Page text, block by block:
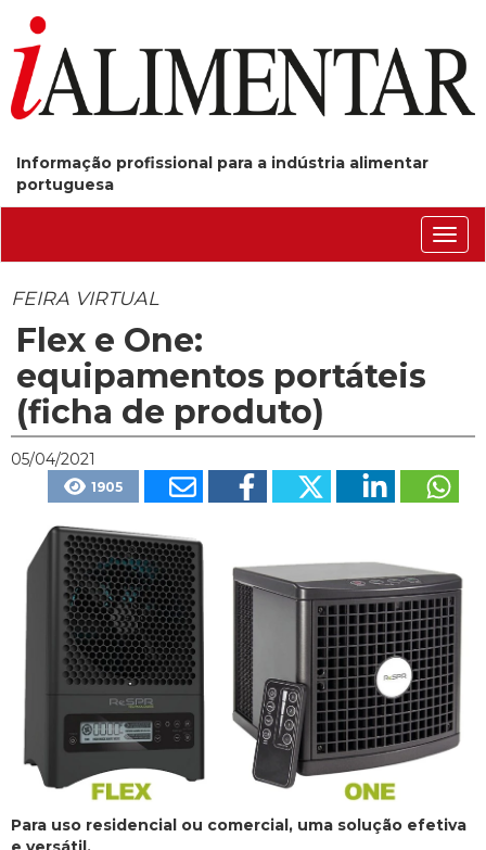
Informação profissional para a indústria alimentar
portuguesa
FEIRA VIRTUAL
Flex e One:
equipamentos portáteis
(ficha de produto)
05/04/2021
1905
Para uso residencial ou comercial, uma solução efetiva